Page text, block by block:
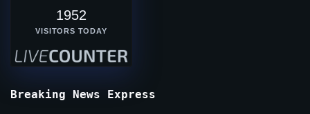
1952
VISITORS TODAY
Breaking News Express